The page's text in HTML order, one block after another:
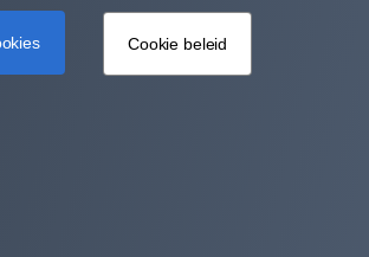
Cookie beleid